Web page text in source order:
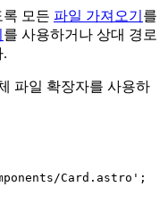
모든 파일 가져오기 를
를 사용하거나 상대 경로
.
파일 확장자를 사용하
Card.astro ' ;